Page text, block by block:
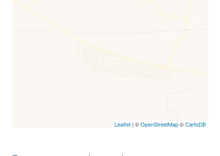
Leaflet | ©OpenStreetMap©CartoDB